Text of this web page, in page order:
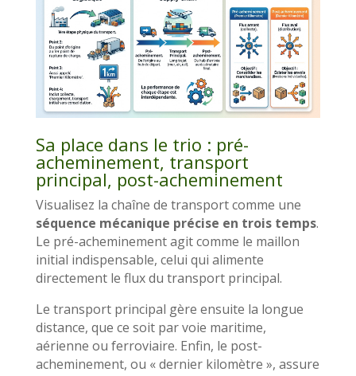
Sa place dans le trio : pré-
acheminement, transport
principal, post-acheminement
Visualisez la chaîne de transport comme une
séquence mécanique précise en trois temps.
Le pré-acheminement agit comme le maillon
initial indispensable, celui qui alimente
directement le flux du transport principal.
Le transport principal gère ensuite la longue
distance, que ce soit par voie maritime,
aérienne ou ferroviaire. Enfin, le post-
acheminement, ou « dernier kilomètre », assure